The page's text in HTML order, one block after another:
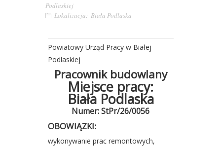
Podlaskiej
Lokalizacja: Biała Podlaska
Powiatowy Urząd Pracy w Białej
Podlaskiej
Pracownik budowlany
Miejsce pracy:
Biała Podlaska
Numer: StPr/26/0056
OBOWIĄZKI:
wykonywanie prac remontowych,